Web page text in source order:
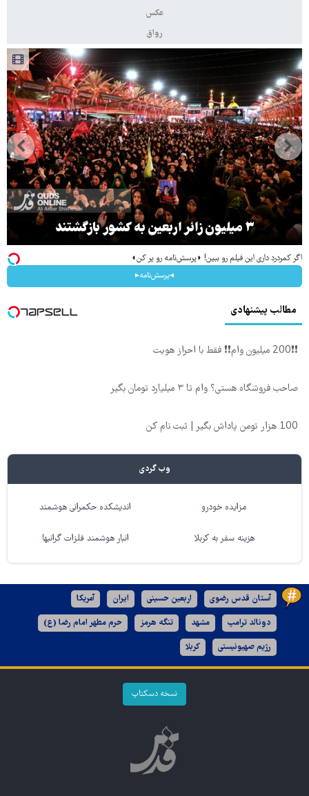
عکس
رواق
۳ میلیون زائر اربعین به کشور بازگشتند
اگر کمردرد داری این فیلم رو ببین! ◗پرسش‌نامه رو پر کن◖
◂پرسش‌نامه▸
مطالب پیشنهادی
❗❗200 میلیون وام❗❗ فقط با احراز هویت
صاحب فروشگاه هستی؟ وام تا ۳ میلیارد تومان بگیر
100 هزار تومن پاداش بگیر | ثبت نام کن
وب گردی
مزایده خودرو اندیشکده حکمرانی هوشمند
هزینه سفر به کربلا انبار هوشمند فلزات گرانبها
آستان قدس رضوی اربعین حسینی ایران آمریکا
دونالد ترامپ مشهد تنگه هرمز حرم مطهر امام رضا (ع)
رژیم صهیونیستی کربلا
نسخه دسکتاپ